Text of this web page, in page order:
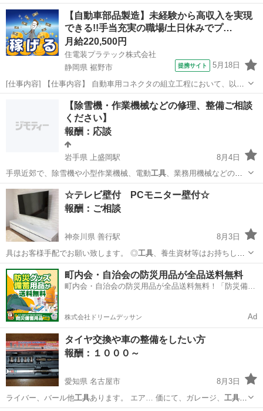
リン満タンで3.7…
沖縄 糸満市 赤嶺駅 貸したい インバーター
【自動車部品製造】未経験から高収入を実現
できる!!手当充実の職場/土日休みでプ…
月給220,500円
住電装プラテック株式会社
静岡県 裾野市
提携サイト 5月18日
[仕事内容] 【仕事内容】 自動車用コネクタの組立工程において、以下
業務をお願いいたします。 ■生産設備の操作（射出成型機やプレス
機、組立機など） ■生産段取り ■箱替え ■材料供給及び補助作業 （業
務の変更の範囲） 会社...
工場
【除雪機・作業機械などの修理、整備ご相談
ください】
報酬：応談
岩手県 上盛岡駅
8月4日
手県近郊で、除雪機や小型作業機械、電動工具、業務用機械などの修
理・整備をお受けし…
岩手 盛岡市 上盛岡駅 手伝いたい/助けたい
☆テレビ壁付 PCモニター壁付☆
報酬：ご相談
神奈川県 善行駅
8月3日
具はお客様手配でお願い致します。 ◎工具、養生資材等はお持ちしま
す。 ◎駐車…
神奈川 藤沢市 善行駅 手伝いたい/助けたい 取付
町内会・自治会の防災用品が全品送料無料
町内会・自治会の防災用品が全品送料無料！「防災備蓄
株式会社ドリームデッサン Ad
タイヤ交換や車の整備をしたい方
報酬：１０００～
愛知県 名古屋市
8月3日
ライバー、バール他工具あります。 エア… 価にて、ガレージ、 工具等